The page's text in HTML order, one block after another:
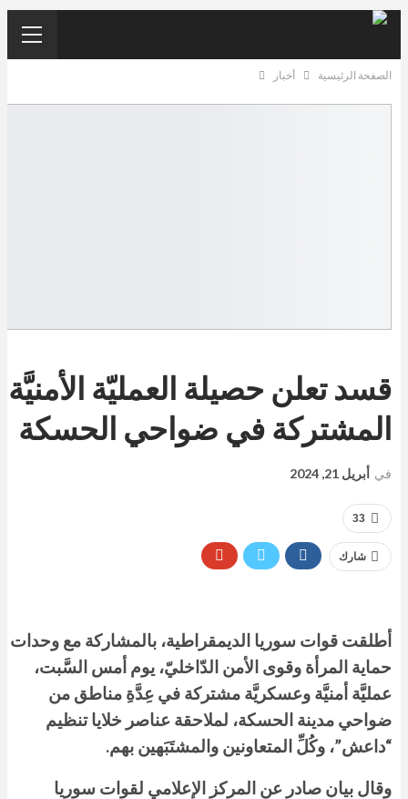
الصفحة الرئيسية أخبار
قسد تعلن حصيلة العمليّة الأمنيَّة
المشتركة في ضواحي الحسكة
في أبريل 21, 2024
33
شارك
أطلقت قوات سوريا الديمقراطية، بالمشاركة مع وحدات
حماية المرأة وقوى الأمن الدّاخليّ، يوم أمس السَّبت،
عمليَّة أمنيَّة وعسكريَّة مشتركة في عِدَّةِ مناطق من
ضواحي مدينة الحسكة، لملاحقة عناصر خلايا تنظيم
“داعش”، وكُلِّ المتعاونين والمشتَبَهين بهم.
وقال بيان صادر عن المركز الإعلامي لقوات سوريا